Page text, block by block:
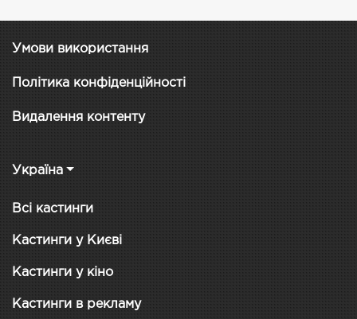
Умови використання
Політика конфіденційності
Видалення контенту
Україна
Всі кастинги
Кастинги у Києві
Кастинги у кіно
Кастинги в рекламу